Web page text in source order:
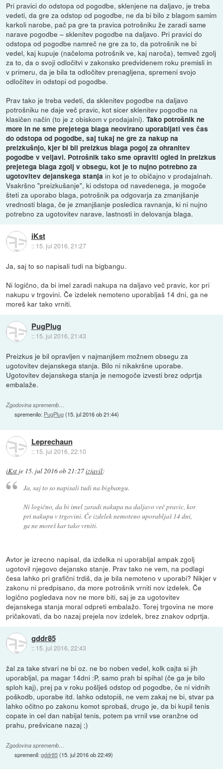
Pri pravici do odstopa od pogodbe, sklenjene na daljavo, je treba
vedeti, da gre za odstop od pogodbe, ne da bi bilo z blagom samim
karkoli narobe, pač pa gre ta pravica potrošniku že zaradi same
narave pogodbe – sklenitev pogodbe na daljavo. Pri pravici do
odstopa od pogodbe namreč ne gre za to, da potrošnik ne bi
vedel, kaj kupuje (načeloma potrošnik ve, kaj naroča), temveč zgolj
za to, da o svoji odločitvi v zakonsko predvidenem roku premisli in
v primeru, da je bila ta odločitev prenagljena, spremeni svojo
odločitev in odstopi od pogodbe.
Prav tako je treba vedeti, da sklenitev pogodbe na daljavo
potrošniku ne daje več pravic, kot sicer sklenitev pogodbe na
klasičen način (to je z obiskom v prodajalni).Tako potrošnik ne
more in ne sme prejetega blaga neovirano uporabljati ves čas
do odstopa od pogodbe, saj tukaj ne gre za nakup na
preizkušnjo, kjer bi bil preizkus blaga pogoj za ohranitev
pogodbe v veljavi. Potrošnik tako sme opraviti ogled in preizkus
prejetega blaga zgolj v obsegu, kot je to nujno potrebno za
ugotovitev dejanskega stanja in kot je to običajno v prodajalnah.
Vsakršno "preizkušanje", ki odstopa od navedenega, je mogoče
šteti za uporabo blaga, potrošnik pa odgovarja za zmanjšanje
vrednosti blaga, če je zmanjšanje posledica ravnanja, ki ni nujno
potrebno za ugotovitev narave, lastnosti in delovanja blaga.
iKst
:: 15. jul 2016, 21:27
Ja, saj to so napisali tudi na bigbangu.
Ni logično, da bi imel zaradi nakupa na daljavo več pravic, kor pri
nakupu v trgovini. Če izdelek nemoteno uporabljaš 14 dni, ga ne
moreš kar tako vrniti.
PugPlug
:: 15. jul 2016, 21:43
Preizkus je bil opravljen v najmanjšem možnem obsegu za
ugotovitev dejanskega stanja. Bilo ni nikakršne uporabe.
Ugotovitev dejanskega stanja je nemogoče izvesti brez odprtja
embalaže.
Zgodovina sprememb…
spremenilo: PugPlug(15. jul 2016 ob 21:44)
Leprechaun
:: 15. jul 2016, 22:10
iKst je 15. jul 2016 ob 21:27izjavil:
Ja, saj to so napisali tudi na bigbangu.
Ni logično, da bi imel zaradi nakupa na daljavo več pravic, kor
pri nakupu v trgovini. Če izdelek nemoteno uporabljaš 14 dni,
ga ne moreš kar tako vrniti.
Avtor je izrecno napisal, da izdelka ni uporabljal ampak zgolj
ugotovil njegovo dejansko stanje. Prav tako ne vem, na podlagi
česa lahko pri grafični trdiš, da je bila nemoteno v uporabi? Nikjer v
zakonu ni predpisano, da more potrošnik vrniti nov izdelek. Če
logično pogledava nov ne more biti, saj je za ugotovitev
dejanskega stanja moral odpreti embalažo. Torej trgovina ne more
pričakovati, da bo nazaj prejela nov izdelek, brez znakov odprtja.
gddr85
:: 15. jul 2016, 22:43
žal za take stvari ne bi oz. ne bo noben vedel, kolk cajta si jih
uporabljal, pa magar 14dni :P, samo prah bi spihal (če ga je bilo
sploh kaj), prej pa v roku pošlješ odstop od pogodbe, če ni vidnih
poškodb, uporabe itd. lahko odstopiš, ne vem zakaj ne bi, stvar pa
lahko očitno po zakonu komot sprobaš, drugo je, da bi kupil tenis
copate in cel dan nabijal tenis, potem pa vrnil vse oranžne od
prahu, prešvicane nazaj ;)
Zgodovina sprememb…
spremenil:gddr85(15. jul 2016 ob 22:49)